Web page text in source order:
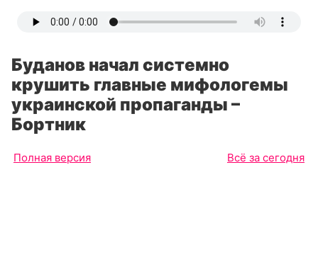
Буданов начал системно
крушить главные мифологемы
украинской пропаганды –
Бортник
Полная версия Всё за сегодня